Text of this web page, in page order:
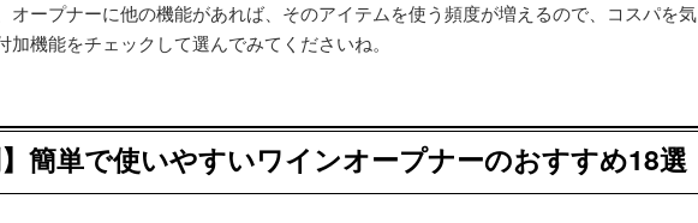
オープナーに他の機能があれば、そのアイテムを使う頻度が増えるので、コスパを気
加機能をチェックして選んでみてくださいね。
】簡単で使いやすいワインオープナーのおすすめ18選